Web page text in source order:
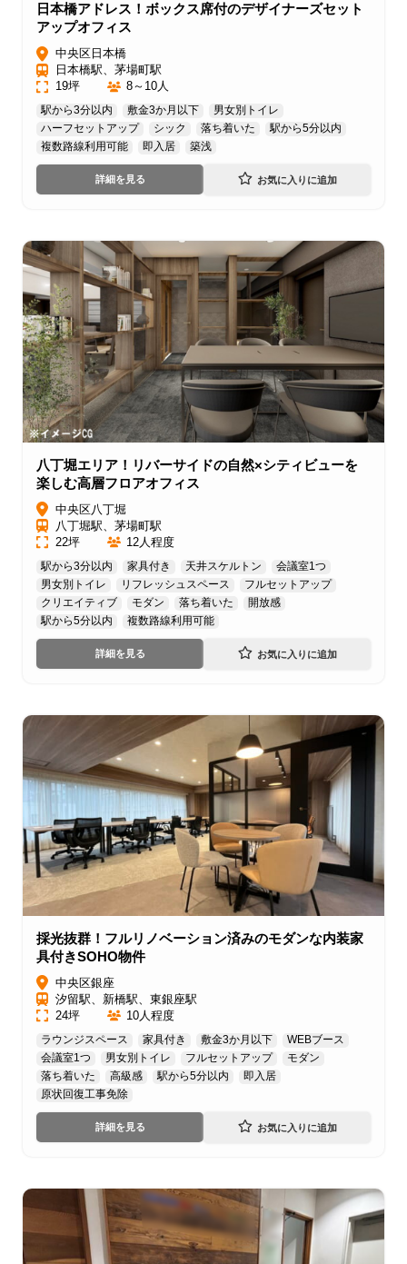
日本橋アドレス！ボックス席付のデザイナーズセット
アップオフィス
中央区日本橋
日本橋駅、茅場町駅
19坪
8～10人
駅から3分以内 敷金3か月以下
男女別トイレ
ハーフセットアップ
シック 落ち着いた
駅から5分以内
複数路線利用可能
即入居 築浅
詳細を見る
八丁堀エリア！リバーサイドの自然×シティビューを
楽しむ高層フロアオフィス
中央区八丁堀
八丁堀駅、茅場町駅
22坪
12人程度
駅から3分以内 家具付き 天井スケルトン
会議室1つ
男女別トイレ
リフレッシュスペース
フルセットアップ
クリエイティブ
モダン 落ち着いた
開放感
駅から5分以内
複数路線利用可能
詳細を見る
採光抜群！フルリノベーション済みのモダンな内装家
具付きSOHO物件
中央区銀座
汐留駅、新橋駅、東銀座駅
24坪
10人程度
ラウンジスペース 家具付き 敷金3か月以下
WEBブース
会議室1つ
男女別トイレ フルセットアップ
モダン
落ち着いた
高級感 駅から5分以内
即入居
原状回復工事免除
詳細を見る